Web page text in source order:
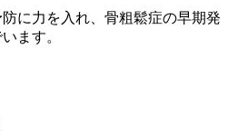
に力を入れ、骨粗鬆症の早期発
ます。